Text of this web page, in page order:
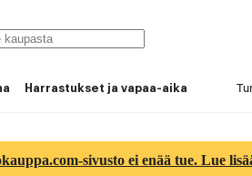
Harrastukset ja vapaa-aika
sivusto ei enää tue. Lue